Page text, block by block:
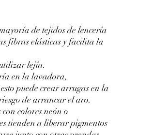
de tejidos de lencería
fibras elásticas y facilita la
lejía.
en la lavadora,
puede crear arrugas en la
de arrancar el aro.
colores neón o
tienden a liberar pigmentos